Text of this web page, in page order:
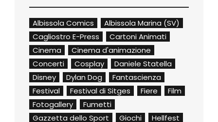
Albissola Comics
Albissola Marina (SV)
Cagliostro E-Press
Cartoni Animati
Cinema
Cinema d'animazione
Concerti
Cosplay
Daniele Statella
Disney
Dylan Dog
Fantascienza
Festival
Festival di Sitges Fiere
Film
Fotogallery
Fumetti
Gazzetta dello Sport
Giochi
Hellfest